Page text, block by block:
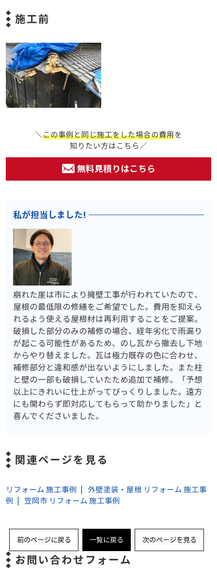
施工前
＼この事例と同じ施工をした場合の費用を
知りたい方はこちら／
無料見積りはこちら
私が担当しました!
崩れた崖は市により擁壁工事が行われていたので、
屋根の最低限の修繕をご希望でした。費用を抑えら
れるよう使える屋根材は再利用することをご提案。
破損した部分のみの補修の場合、経年劣化で雨漏り
が起こる可能性があるため、のし瓦から撤去し下地
からやり替えました。瓦は極力既存の色に合わせ、
補修部分と違和感が出ないようにしました。また柱
と壁の一部も破損していたため追加で補修。「予想
以上にきれいに仕上がってびっくりしました。遠方
にも関わらず即対応してもらって助かりました」と
喜んでくださいました。
関連ページを見る
リフォーム 施工事例
外壁塗装・屋根 リフォーム 施工事
例
笠岡市 リフォーム 施工事例
前のページに戻る 一覧に戻る 次のページを見る
お問い合わせフォーム